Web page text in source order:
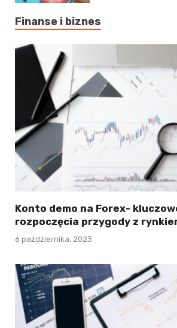
Finanse i biznes
Konto demo na Forex-
rozpoczęcia przygody z
6 października, 2023